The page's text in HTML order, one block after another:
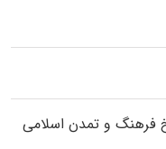
فرهنگ و تمدن اسلامی